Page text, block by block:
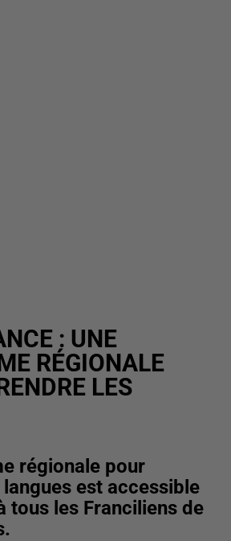
: UNE
RÉGIONALE
LES
régionale pour
est accessible
tous les Franciliens de